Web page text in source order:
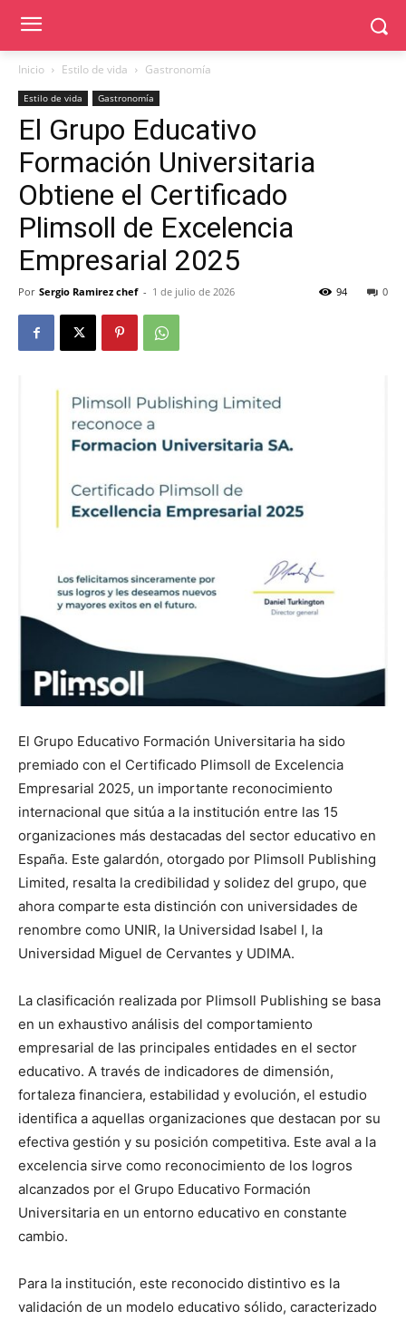
Inicio Estilo de vida Gastronomía
Estilo de vida Gastronomía
El Grupo Educativo
Formación Universitaria
Obtiene el Certificado
Plimsoll de Excelencia
Empresarial 2025
Por Sergio Ramirez chef - 1 de julio de 2026 0
94
El Grupo Educativo Formación Universitaria ha sido
premiado con el Certificado Plimsoll de Excelencia
Empresarial 2025, un importante reconocimiento
internacional que sitúa a la institución entre las 15
organizaciones más destacadas del sector educativo en
España. Este galardón, otorgado por Plimsoll Publishing
Limited, resalta la credibilidad y solidez del grupo, que
ahora comparte esta distinción con universidades de
renombre como UNIR, la Universidad Isabel I, la
Universidad Miguel de Cervantes y UDIMA.
La clasificación realizada por Plimsoll Publishing se basa
en un exhaustivo análisis del comportamiento
empresarial de las principales entidades en el sector
educativo. A través de indicadores de dimensión,
fortaleza financiera, estabilidad y evolución, el estudio
identifica a aquellas organizaciones que destacan por su
efectiva gestión y su posición competitiva. Este aval a la
excelencia sirve como reconocimiento de los logros
alcanzados por el Grupo Educativo Formación
Universitaria en un entorno educativo en constante
cambio.
Para la institución, este reconocido distintivo es la
validación de un modelo educativo sólido, caracterizado